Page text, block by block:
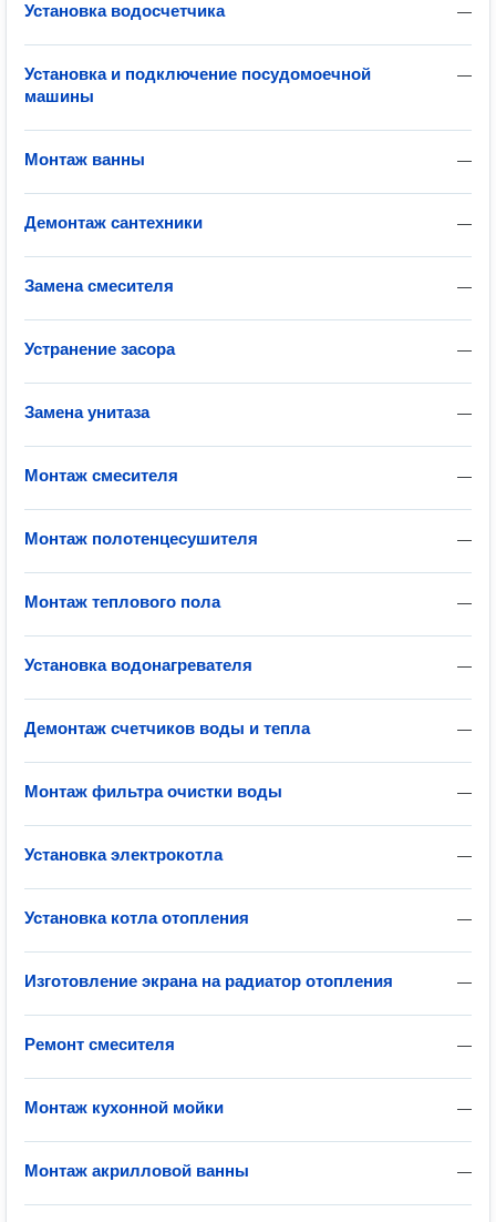
—
Установка водосчетчика
—
Установка и подключение посудомоечной
машины
—
Монтаж ванны
—
Демонтаж сантехники
—
Замена смесителя
—
Устранение засора
—
Замена унитаза
—
Монтаж смесителя
—
Монтаж полотенцесушителя
—
Монтаж теплового пола
—
Установка водонагревателя
—
Демонтаж счетчиков воды и тепла
—
Монтаж фильтра очистки воды
—
Установка электрокотла
—
Установка котла отопления
—
Изготовление экрана на радиатор отопления
—
Ремонт смесителя
—
Монтаж кухонной мойки
—
Монтаж акрилловой ванны